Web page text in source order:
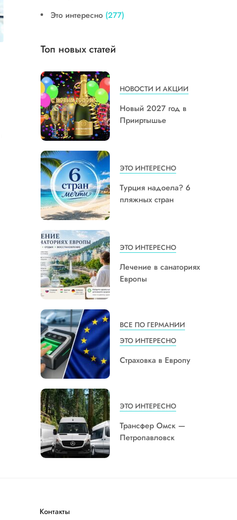
Это интересно (277)
Топ новых статей
НОВОСТИ И АКЦИИ
Новый 2027 год в
Прииртышье
ЭТО ИНТЕРЕСНО
Турция надоела? 6
пляжных стран
ЭТО ИНТЕРЕСНО
Лечение в санаториях
Европы
ВСЕ ПО ГЕРМАНИИ
ЭТО ИНТЕРЕСНО
Страховка в Европу
ЭТО ИНТЕРЕСНО
Трансфер Омск —
Петропавловск
Контакты